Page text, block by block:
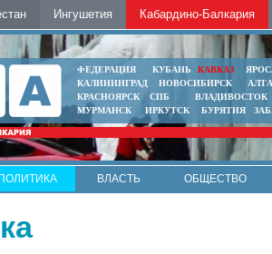
Ингушетия Кабардино-Балкария
ФЕДЕРАЦИЯ КУБАНЬ КАВКАЗ
КАЛИНИНГРАД
НОВОСИБИРСК
КРАСНОЯРСК
СПБ
ВЛАДИВОСТОК
МУРМАНСК
ИРКУТСК БУРЯТИЯ
ПОЛИТИКА ВЛАСТЬ
ОБЩЕСТВО